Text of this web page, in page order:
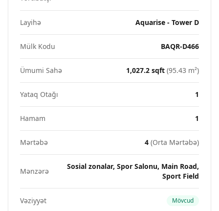
Layihə Aquarise - Tower D
Mülk Kodu BAQR-D466
Ümumi Sahə 1,027.2 sqft (95.43 m²)
Yataq Otağı 1
Hamam 1
Mərtəbə 4 (Orta Mərtəbə)
Mənzərə
Sosial zonalar, Spor Salonu, Main Road,
Sport Field
Vəziyyət Mövcud